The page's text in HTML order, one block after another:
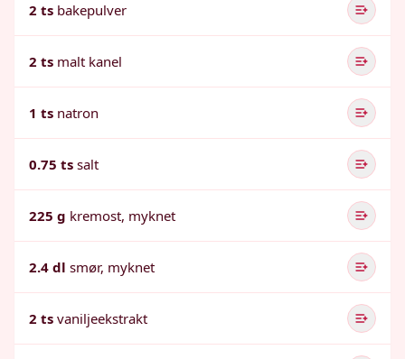
2 ts bakepulver
2 ts malt kanel
1 ts natron
0.75 ts salt
225 g kremost, myknet
2.4 dl smør, myknet
2 ts vaniljeekstrakt